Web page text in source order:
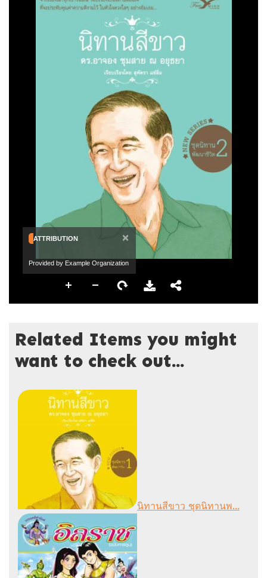
ATTRIBUTION ×
Provided by Example Organization
Related Items you might
want to check out...
นิทานสีขาว ชุดนิทานพ...